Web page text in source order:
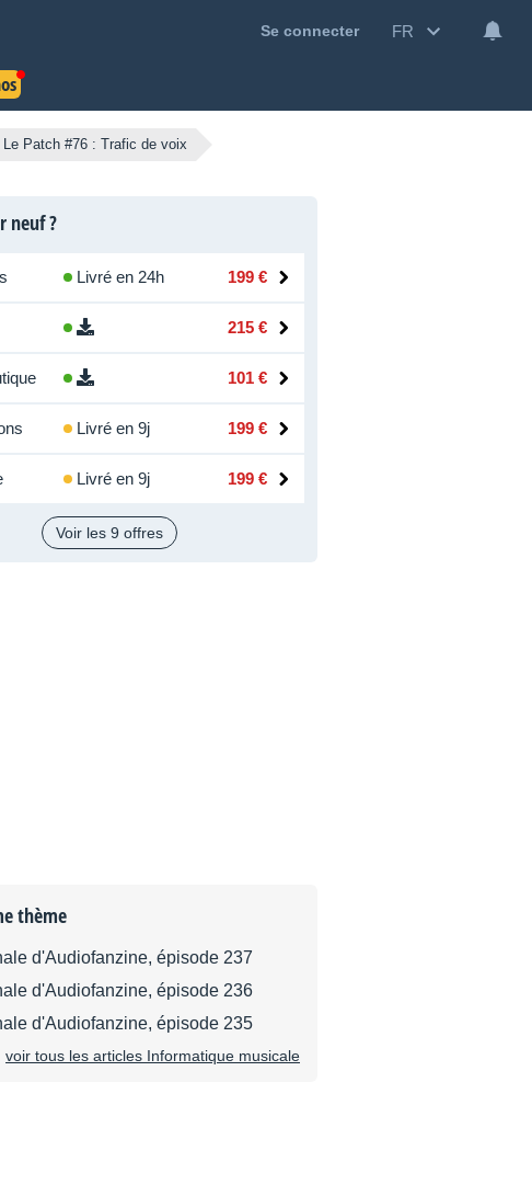
Se connecter FR
Patch #76 : Trafic de voix
neuf ?
Livré en 24h 199 €
215 €
101 €
Livré en 9j 199 €
Livré en 9j 199 €
Voir les 9 offres
thème
d'Audiofanzine, épisode 237
d'Audiofanzine, épisode 236
d'Audiofanzine, épisode 235
voir tous les articles Informatique musicale